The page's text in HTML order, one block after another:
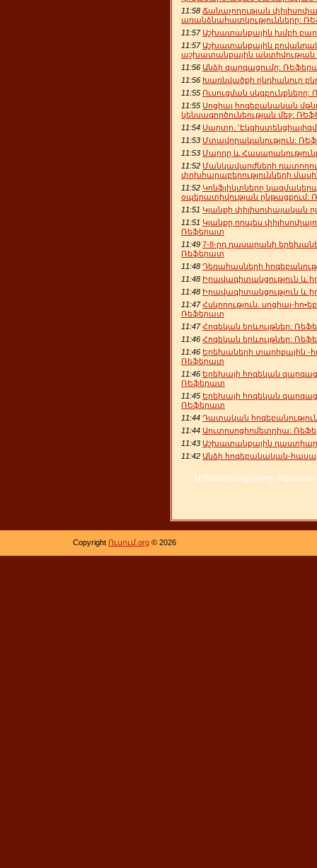
11:58 Ճանաչողության
առանձնահատկությունները:
11:57 Աշխատանքային խմբի
11:57 Աշխատանքային
աշխատանքային
11:56 Անձի զարգացումը:
11:56 Խառնվածքի ընդհանուր
11:55 Ուսուցման սկզբունքները:
11:55 Սոցիալ հոգեբանական
կենսագործունեության մեջ:
11:54 Սարտր.
11:53 Մտավորականություն:
11:53 Մարդը և
11:52 Մանկավարժների
փոխհարաբերությունների
11:52 Կոնֆլիկտները
օպերատիվության ընթացքում:
11:51 Կյանքի փիլիսոփայական
11:51 Կյանքը որպես
Ռեֆերատ
11:49 7-8-րդ դասարանի
Ռեֆերատ
11:48 Դեռահասների
11:48 Իրավագիտակցություն և
11:48 Իրավագիտակցություն և
11:47 Հսկողություն. սոցիալ-
Ռեֆերատ
11:47 Հոգեկան երևույթներ:
11:46 Հոգեկան երևույթներ:
11:46 Երեխաների տարիքային -
Ռեֆերատ
11:46 Երեխայի հոգեկան
ՌԵֆերատ
11:45 Երեխայի հոգեկան
ՌԵֆերատ
11:44 Դատական
11:44 Աուտոսոցիոմետրիա:
11:43 Աշխատանքային
11:42 Անձի հոգեբանական-
Աշխատանքները
Copyright Ուսում.org © 2026